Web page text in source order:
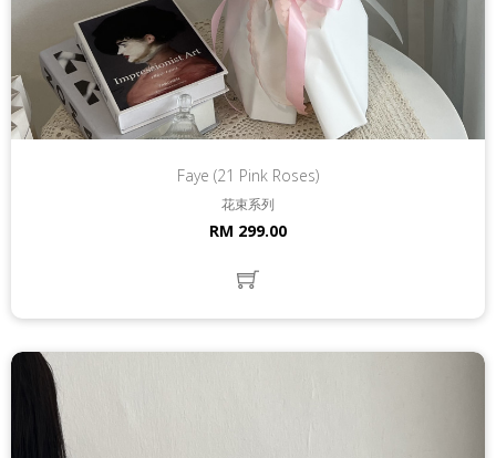
Faye (21 Pink Roses)
花束系列
RM 299.00